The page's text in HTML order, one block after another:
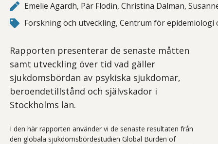
Emelie Agardh, Pär Flodin, Christina Dalman,
Forskning och utveckling, Centrum för epidemiologi
Rapporten presenterar de senaste måtten
samt utveckling över tid vad gäller
sjukdomsbördan av psykiska sjukdomar,
beroendetillstånd och självskador i
Stockholms län.
I den här rapporten använder vi de senaste resultaten från
den globala sjukdomsbördestudien Global Burden of